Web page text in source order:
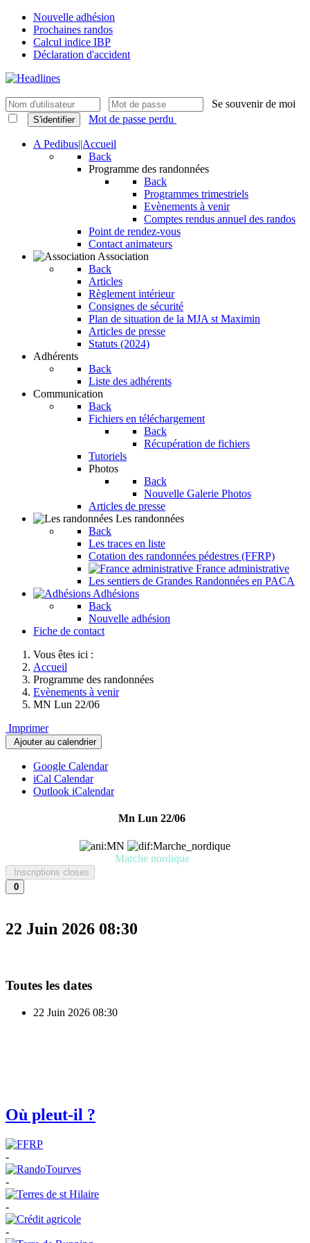
Nouvelle adhésion
Prochaines randos
Calcul indice IBP
Déclaration d'accident
Se souvenir de moi
S'identifier Mot de passe perdu
A Pedibus||Accueil
Back
Programme des randonnées
Back
Programmes trimestriels
Evènements à venir
Comptes rendus annuel des randos
Point de rendez-vous
Contact animateurs
Association
Back
Articles
Règlement intérieur
Consignes de sécurité
Plan de situation de la MJA st Maximin
Articles de presse
Statuts (2024)
Adhérents
Back
Liste des adhérents
Communication
Back
Fichiers en téléchargement
Back
Récupération de fichiers
Tutoriels
Photos
Back
Nouvelle Galerie Photos
Articles de presse
Les randonnées
Back
Les traces en liste
Cotation des randonnées pédestres (FFRP)
France administrative
Les sentiers de Grandes Randonnées en PACA
Adhésions
Back
Nouvelle adhésion
Fiche de contact
Vous êtes ici :
Accueil
Programme des randonnées
Evènements à venir
MN Lun 22/06
Imprimer
Ajouter au calendrier
Google Calendar
iCal Calendar
Outlook iCalendar
Mn Lun 22/06
Marche nordique
Inscriptions closes
0
22 Juin 2026 08:30
Toutes les dates
22 Juin 2026 08:30
Où pleut-il ?
-
-
-
-